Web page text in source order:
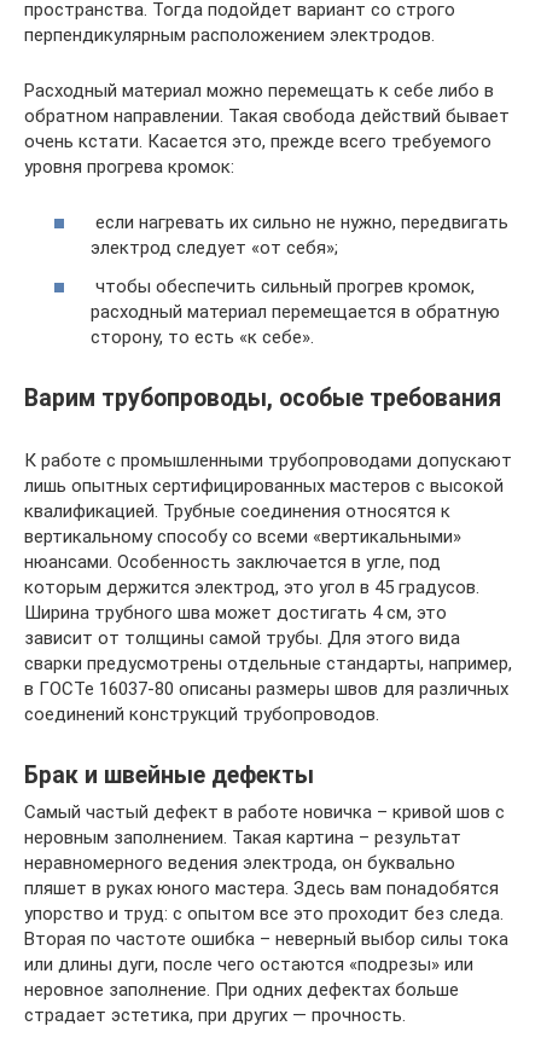
пространства. Тогда подойдет вариант со строго
перпендикулярным расположением электродов.
Расходный материал можно перемещать к себе либо в
обратном направлении. Такая свобода действий бывает
очень кстати. Касается это, прежде всего требуемого
уровня прогрева кромок:
если нагревать их сильно не нужно, передвигать
электрод следует «от себя»;
чтобы обеспечить сильный прогрев кромок,
расходный материал перемещается в обратную
сторону, то есть «к себе».
Варим трубопроводы, особые требования
К работе с промышленными трубопроводами допускают
лишь опытных сертифицированных мастеров с высокой
квалификацией. Трубные соединения относятся к
вертикальному способу со всеми «вертикальными»
нюансами. Особенность заключается в угле, под
которым держится электрод, это угол в 45 градусов.
Ширина трубного шва может достигать 4 см, это
зависит от толщины самой трубы. Для этого вида
сварки предусмотрены отдельные стандарты, например,
в ГОСТе 16037-80 описаны размеры швов для различных
соединений конструкций трубопроводов.
Брак и швейные дефекты
Самый частый дефект в работе новичка – кривой шов с
неровным заполнением. Такая картина – результат
неравномерного ведения электрода, он буквально
пляшет в руках юного мастера. Здесь вам понадобятся
упорство и труд: с опытом все это проходит без следа.
Вторая по частоте ошибка – неверный выбор силы тока
или длины дуги, после чего остаются «подрезы» или
неровное заполнение. При одних дефектах больше
страдает эстетика, при других — прочность.